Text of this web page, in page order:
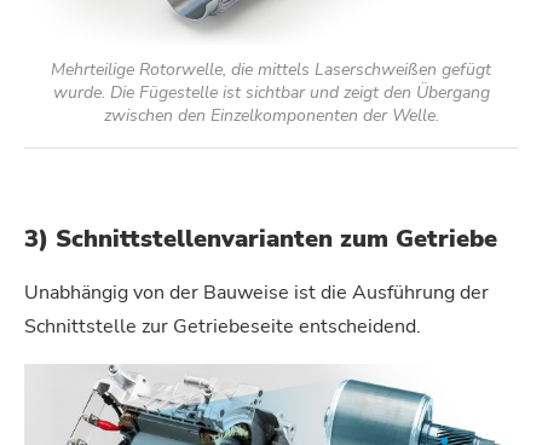
Mehrteilige Rotorwelle, die mittels Laserschweißen gefügt
wurde. Die Fügestelle ist sichtbar und zeigt den Übergang
zwischen den Einzelkomponenten der Welle.
3) Schnittstellenvarianten zum Getriebe
Unabhängig von der Bauweise ist die Ausführung der
Schnittstelle zur Getriebeseite entscheidend.